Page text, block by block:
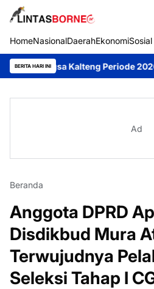
HomeNasionalDaerahEkonomi
BERITA HARI INI
Kalteng Periode 2026–2031
Ad
Beranda
Anggota DPRD
Disdikbud Mura
Terwujudnya
Seleksi Tahap I